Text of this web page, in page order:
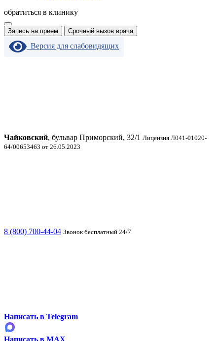
обратиться в клинику
Запись на прием Срочный вызов врача
Версия для слабовидящих
Чайковский, бульвар Приморский, 32/1 Лицензия Л041-01020-
64/00653463 от 26.05.2023
8 (800) 700-44-04 Звонок бесплатный 24/7
Написать в Telegram
Написать в MAX